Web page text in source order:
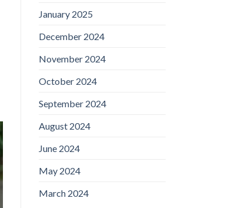
January 2025
December 2024
November 2024
October 2024
September 2024
August 2024
June 2024
May 2024
March 2024